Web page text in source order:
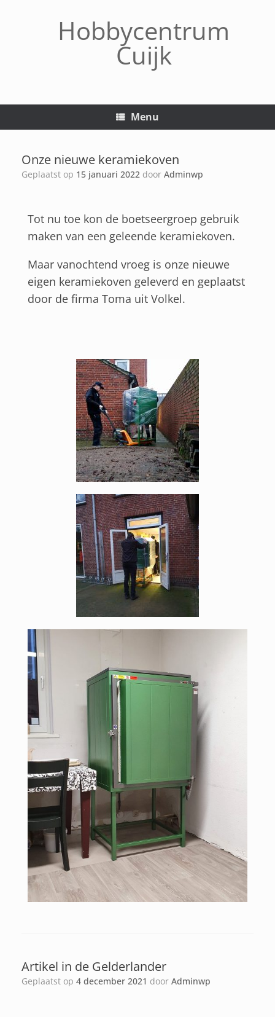
Hobbycentrum
Cuijk
Menu
Onze nieuwe keramiekoven
Geplaatst op 15 januari 2022 door Adminwp
Tot nu toe kon de boetseergroep gebruik
maken van een geleende keramiekoven.
Maar vanochtend vroeg is onze nieuwe
eigen keramiekoven geleverd en geplaatst
door de firma Toma uit Volkel.
Artikel in de Gelderlander
Geplaatst op 4 december 2021 door Adminwp